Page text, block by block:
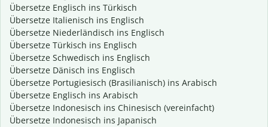
Übersetze Englisch ins Türkisch
Übersetze Italienisch ins Englisch
Übersetze Niederländisch ins Englisch
Übersetze Türkisch ins Englisch
Übersetze Schwedisch ins Englisch
Übersetze Dänisch ins Englisch
Übersetze Portugiesisch (Brasilianisch) ins Arabisch
Übersetze Englisch ins Arabisch
Übersetze Indonesisch ins Chinesisch (vereinfacht)
Übersetze Indonesisch ins Japanisch